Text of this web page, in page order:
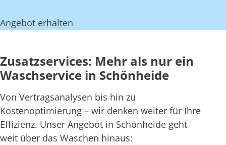
Angebot erhalten
Zusatzservices: Mehr als nur ein
Waschservice in Schönheide
Von Vertragsanalysen bis hin zu
Kostenoptimierung – wir denken weiter für Ihre
Effizienz. Unser Angebot in Schönheide geht
weit über das Waschen hinaus: